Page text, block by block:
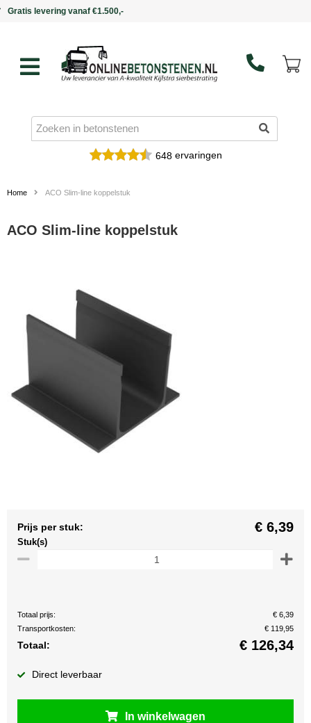
Binnen 5 werkdagen in huis
648ervaringen
Home ACO Slim-line koppelstuk
ACO Slim-line koppelstuk
Prijs per stuk: € 6,39
Stuk(s)
Totaal prijs:
€ 6,39
Transportkosten:
€ 119,95
Totaal: € 126,34
Direct leverbaar
In winkelwagen